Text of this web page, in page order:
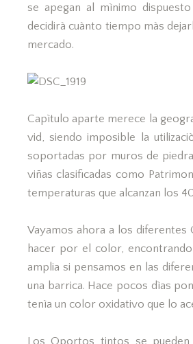
se apegan al mìnimo
decidirà cuànto tiempo màs
mercado.
Capìtulo aparte merece la
vid, siendo imposible la
soportadas por muros de
viñas clasificadas como
temperaturas que alcanzan los
Vayamos ahora a los
hacer por el color,
amplia si pensamos en las
una barrica. Hace pocos dìas
tenìa un color oxidativo que lo
Los Oportos tintos se